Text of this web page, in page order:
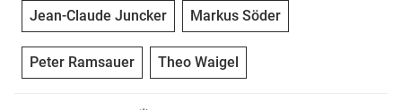
Jean-Claude Juncker Markus Söder
Peter Ramsauer Theo Waigel